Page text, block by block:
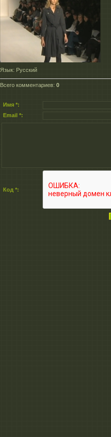
Язык: Русский
Всего комментариев: 0
Имя *:
Email *:
Код *: